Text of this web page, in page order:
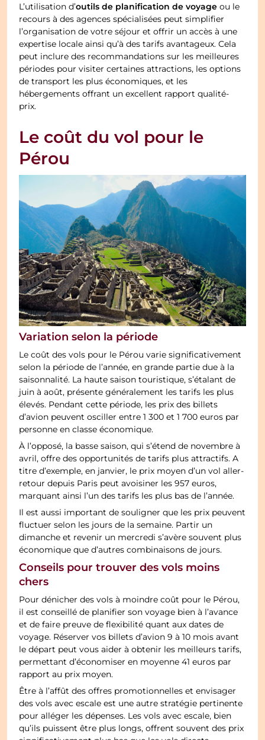
L’utilisation d’outils de planification de voyage ou le
recours à des agences spécialisées peut simplifier
l’organisation de votre séjour et offrir un accès à une
expertise locale ainsi qu’à des tarifs avantageux. Cela
peut inclure des recommandations sur les meilleures
périodes pour visiter certaines attractions, les options
de transport les plus économiques, et les
hébergements offrant un excellent rapport qualité-
prix.
Le coût du vol pour le
Pérou
Variation selon la période
Le coût des vols pour le Pérou varie significativement
selon la période de l’année, en grande partie due à la
saisonnalité. La haute saison touristique, s’étalant de
juin à août, présente généralement les tarifs les plus
élevés. Pendant cette période, les prix des billets
d’avion peuvent osciller entre 1 300 et 1 700 euros par
personne en classe économique.
À l’opposé, la basse saison, qui s’étend de novembre à
avril, offre des opportunités de tarifs plus attractifs. A
titre d’exemple, en janvier, le prix moyen d’un vol aller-
retour depuis Paris peut avoisiner les 957 euros,
marquant ainsi l’un des tarifs les plus bas de l’année.
Il est aussi important de souligner que les prix peuvent
fluctuer selon les jours de la semaine. Partir un
dimanche et revenir un mercredi s’avère souvent plus
économique que d’autres combinaisons de jours.
Conseils pour trouver des vols moins
chers
Pour dénicher des vols à moindre coût pour le Pérou,
il est conseillé de planifier son voyage bien à l’avance
et de faire preuve de flexibilité quant aux dates de
voyage. Réserver vos billets d’avion 9 à 10 mois avant
le départ peut vous aider à obtenir les meilleurs tarifs,
permettant d’économiser en moyenne 41 euros par
rapport au prix moyen.
Être à l’affût des offres promotionnelles et envisager
des vols avec escale est une autre stratégie pertinente
pour alléger les dépenses. Les vols avec escale, bien
qu’ils puissent être plus longs, offrent souvent des prix